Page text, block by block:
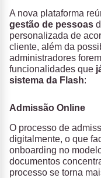
A nova plataforma
gestão de pessoas
personalizada de
cliente, além da
administradores
funcionalidades que
sistema da Flash:
Admissão Online
O processo de
digitalmente, o que
onboarding no
documentos
processo se torna